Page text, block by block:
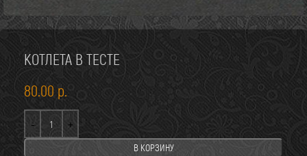
КОТЛЕТА В ТЕСТЕ
80.00 р.
В КОРЗИНУ